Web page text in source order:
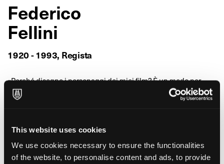
This website uses cookies
We use cookies necessary to ensure the functionalities
of the website, to personalise content and ads, to provide
Federico
Fellini
1920 - 1993, Regista
«Perché disegno i personaggi dei miei film? È un modo per
cominciare a guardare il film in faccia, per vedere che tipo è, il
tentativo di fissare qualcosa, sia pure minuscolo, al limite
volte premio Oscar Federico Fellini. E, in un proficuo scambio
da eccellenza a eccellenza, fu spesso proprio la carta Fabriano
a ospitare i disegni del maestro…